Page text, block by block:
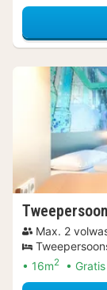
Max. 2
16m2